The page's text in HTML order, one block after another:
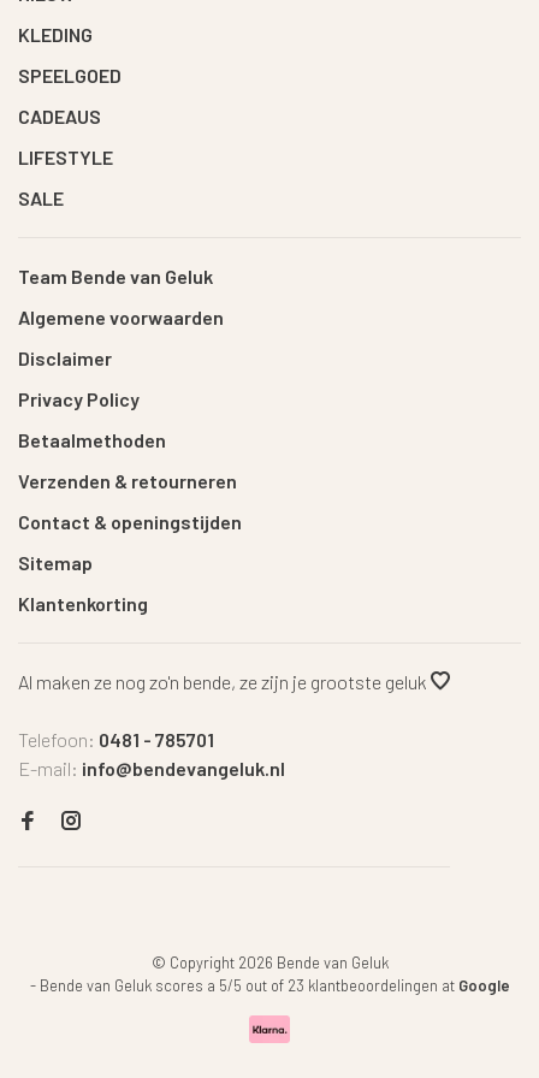
KLEDING
SPEELGOED
CADEAUS
LIFESTYLE
SALE
Team Bende van Geluk
Algemene voorwaarden
Disclaimer
Privacy Policy
Betaalmethoden
Verzenden & retourneren
Contact & openingstijden
Sitemap
Klantenkorting
Al maken ze nog zo'n bende, ze zijn je grootste geluk
Telefoon: 0481 - 785701
E-mail: info@bendevangeluk.nl
© Copyright 2026 Bende van Geluk
- Bende van Geluk scores a 5/5 out of 23 klantbeoordelingen at Google